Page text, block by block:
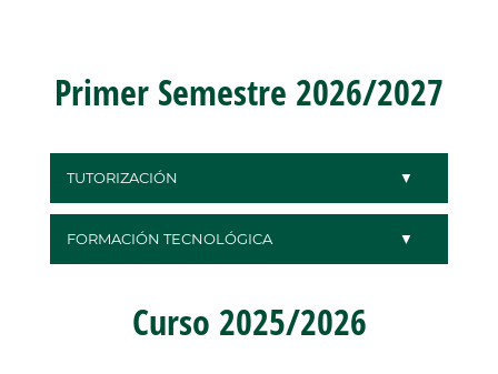
Primer Semestre 2026/2027
TUTORIZACIÓN
FORMACIÓN TECNOLÓGICA
Curso 2025/2026